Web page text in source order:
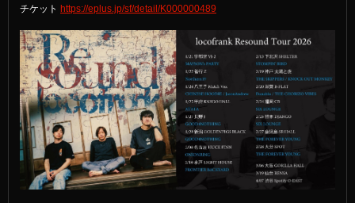
チケット https://eplus.jp/sf/detail/K000000489